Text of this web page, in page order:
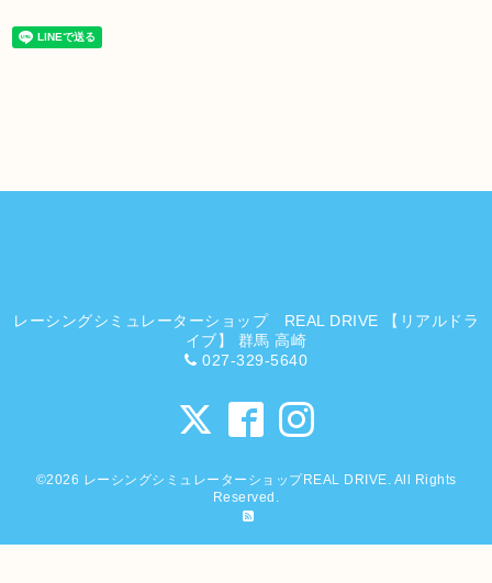
レーシングシミュレーターショップ REAL DRIVE 【リアルドラ
イブ】 群馬 高崎
027-329-5640
©2026 レーシングシミュレーターショップREAL DRIVE. All Rights
Reserved.